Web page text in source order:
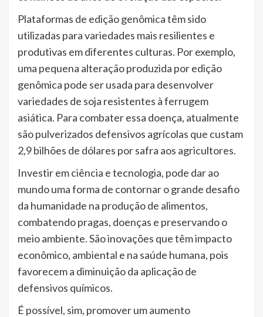
Plataformas de edição genômica têm sido
utilizadas para variedades mais resilientes e
produtivas em diferentes culturas. Por exemplo,
uma pequena alteração produzida por edição
genômica pode ser usada para desenvolver
variedades de soja resistentes à ferrugem
asiática. Para combater essa doença, atualmente
são pulverizados defensivos agrícolas que custam
2,9 bilhões de dólares por safra aos agricultores.
Investir em ciência e tecnologia, pode dar ao
mundo uma forma de contornar o grande desafio
da humanidade na produção de alimentos,
combatendo pragas, doenças e preservando o
meio ambiente. São inovações que têm impacto
econômico, ambiental e na saúde humana, pois
favorecem a diminuição da aplicação de
defensivos químicos.
É possível, sim, promover um aumento